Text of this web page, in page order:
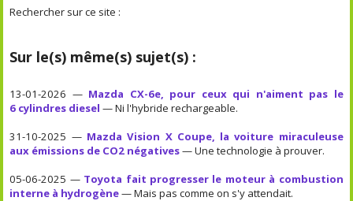
Rechercher sur ce site :
Sur le(s) même(s) sujet(s) :
13-01-2026 — Mazda CX-6e, pour ceux qui n'aiment pas le
6 cylindres diesel — Ni l'hybride rechargeable.
31-10-2025 — Mazda Vision X Coupe, la voiture miraculeuse
aux émissions de CO2 négatives— Une technologie à prouver.
05-06-2025 — Toyota fait progresser le moteur à combustion
interne à hydrogène— Mais pas comme on s'y attendait.